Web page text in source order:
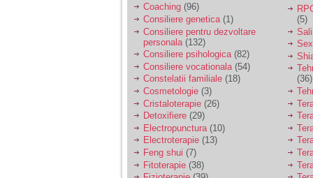
scapa si simt ca din
cauza ei nu pot
controla nervii si
cateodata are copilul
de suferit.
Am o bariera peste
care nu pot trece:
prietena mea a ramas
insarcinata cu o fata.
Am fost de comun
acord sa facem un
copil, cu gandul ca e
baiat.
Coaching (96)
Consiliere genetica(1)
Consiliere pentru dezvoltare
personala (132)
Consiliere psihologica(82)
Consiliere vocationala (54)
Constelatii familiale (18)
Cosmetologie (3)
Cristaloterapie (26)
Detoxifiere (29)
Electropunctura (10)
Electroterapie (13)
Feng shui (7)
Fitoterapie (38)
(5)
(36)